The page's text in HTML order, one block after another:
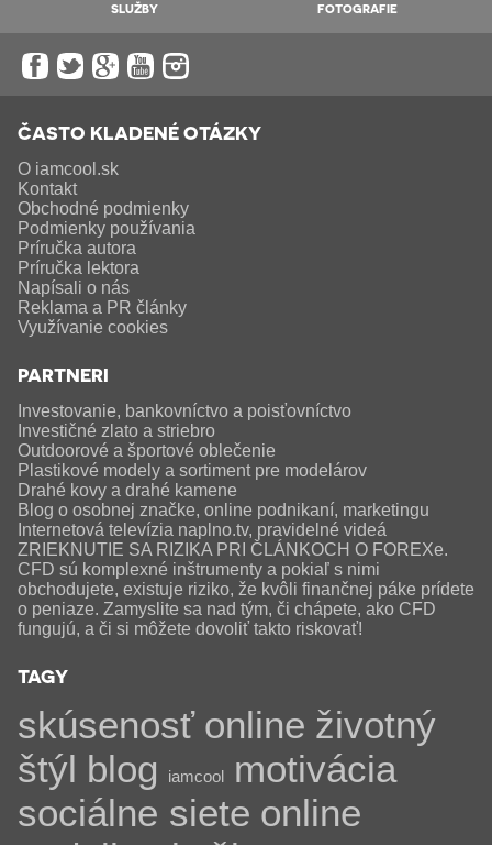
SLUŽBY FOTOGRAFIE
ČASTO KLADENÉ OTÁZKY
O iamcool.sk
Kontakt
Obchodné podmienky
Podmienky používania
Príručka autora
Príručka lektora
Napísali o nás
Reklama a PR články
Využívanie cookies
PARTNERI
Investovanie, bankovníctvo a poisťovníctvo
Investičné zlato a striebro
Outdoorové a športové oblečenie
Plastikové modely a sortiment pre modelárov
Drahé kovy a drahé kamene
Blog o osobnej značke, online podnikaní, marketingu
Internetová televízia naplno.tv, pravidelné videá
ZRIEKNUTIE SA RIZIKA PRI ČLÁNKOCH O FOREXe.
CFD sú komplexné inštrumenty a pokiaľ s nimi
obchodujete, existuje riziko, že kvôli finančnej páke prídete
o peniaze. Zamyslite sa nad tým, či chápete, ako CFD
fungujú, a či si môžete dovoliť takto riskovať!
TAGY
skúsenosť online životný
štýl blog iamcool
motivácia
sociálne siete online